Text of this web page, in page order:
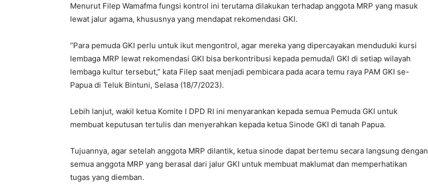
Menurut Filep Wamafma fungsi kontrol ini terutama dilakukan terhadap anggota MRP yang masuk
lewat jalur agama, khususnya yang mendapat rekomendasi GKI.
“Para pemuda GKI perlu untuk ikut mengontrol, agar mereka yang dipercayakan menduduki kursi
lembaga MRP lewat rekomendasi GKI bisa berkontribusi kepada pemuda/i GKI di setiap wilayah
lembaga kultur tersebut,” kata Filep saat menjadi pembicara pada acara temu raya PAM GKI se-
Papua di Teluk Bintuni, Selasa (18/7/2023).
Lebih lanjut, wakil ketua Komite I DPD RI ini menyarankan kepada semua Pemuda GKI untuk
membuat keputusan tertulis dan menyerahkan kepada ketua Sinode GKI di tanah Papua.
Tujuannya, agar setelah anggota MRP dilantik, ketua sinode dapat bertemu secara langsung dengan
semua anggota MRP yang berasal dari jalur GKI untuk membuat maklumat dan memperhatikan
tugas yang diemban.